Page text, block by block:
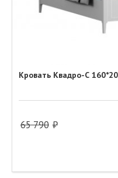
Кровать Квадро-С
65 790